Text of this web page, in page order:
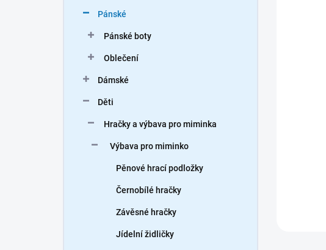
Pánské
Pánské boty
Oblečení
Dámské
Děti
Hračky a výbava pro miminka
Výbava pro miminko
Pěnové hrací podložky
Černobílé hračky
Závěsné hračky
Jídelní židličky